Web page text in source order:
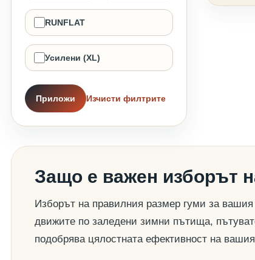
RUNFLAT
Усилени (XL)
Приложи Изчисти филтрите
Защо е важен изборът
Изборът на правилния размер гуми за
движите по заледени зимни пътища,
подобрява цялостната ефективност на